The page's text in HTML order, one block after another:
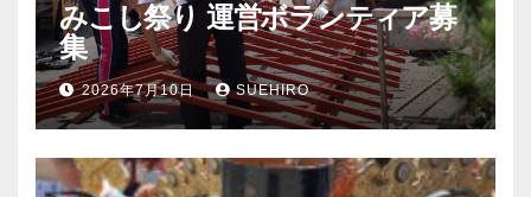
みこし祭り 運営ボランティア募
集
2026年7月10日 SUEHIRO